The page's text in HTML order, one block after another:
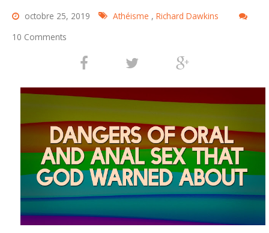
octobre 25, 2019 Athéisme , Richard Dawkins
10 Comments